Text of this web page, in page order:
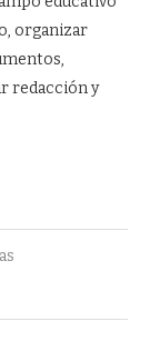
organizar
redacción y